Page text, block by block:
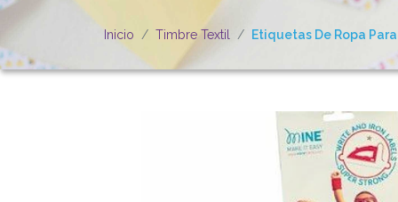
Inicio Timbre Textil Etiquetas De Ropa